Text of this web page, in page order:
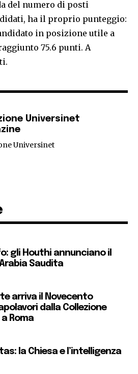
del numero di posti
ha il proprio punteggio:
in posizione utile a
75.6 punti. A
Universinet
Universinet
gli Houthi annunciano il
Saudita
arriva il Novecento
dalla Collezione
Roma
la Chiesa e l’intelligenza